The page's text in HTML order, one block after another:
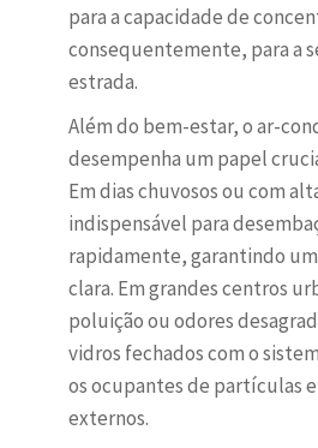
para a capacidade de
consequentemente, para a
estrada.
Além do bem-estar, o ar-
desempenha um papel
Em dias chuvosos ou com
indispensável para
rapidamente, garantindo
clara. Em grandes centros
poluição ou odores
vidros fechados com o
os ocupantes de partículas
externos.